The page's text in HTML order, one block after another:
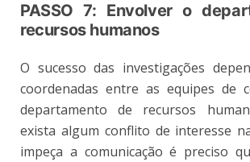
PASSO 7: Envolver o
recursos humanos
O sucesso das investigações
coordenadas entre as equipes de
departamento de recursos
exista algum conflito de interesse
impeça a comunicação é preciso